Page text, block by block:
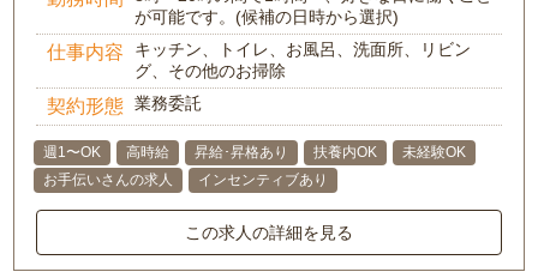
が可能です。(候補の日時から選択)
仕事内容
キッチン、トイレ、お風呂、洗面所、リビン
グ、その他のお掃除
契約形態 業務委託
週1〜OK 高時給 昇給･昇格あり 扶養内OK
未経験OK
お手伝いさんの求人
インセンティブあり
この求人の詳細を見る